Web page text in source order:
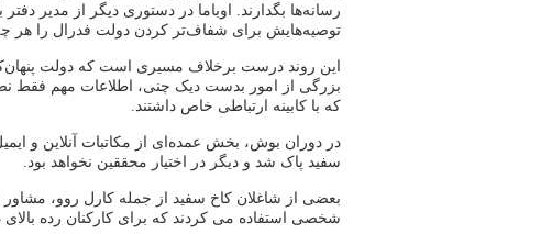
رسانه‌ها بگدارند. اوباما در دستوری دیگر از مدیر
توصیه‌هایش برای شفاف‌تر کردن دولت فدرال را هر چه
این روند درست برخلاف مسیری است که دولت
بزرگی از امور بدست دیک چنی، اطلاعات مهم فقط
که با کابینه ارتباطی خاص داشتند.
در دوران بوش، بخش عمده‌ای از مکاتبات آنلاین و
سفید پاک شد و دیگر در اختیار محققین نخواهد بود.
شخصی استفاده می کردند که برای کارکنان رده